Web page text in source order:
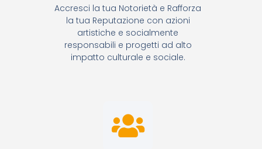
Accresci la tua Notorietà e Rafforza
la tua Reputazione con azioni
artistiche e socialmente
responsabili e progetti ad alto
impatto culturale e sociale.